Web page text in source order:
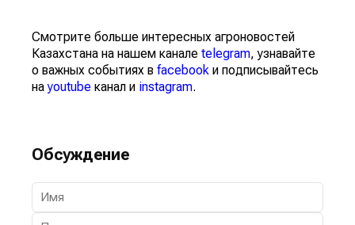
Смотрите больше интересных агроновостей
Казахстана на нашем канале telegram, узнавайте
о важных событиях в facebook и подписывайтесь
наyoutube канал и instagram.
Обсуждение